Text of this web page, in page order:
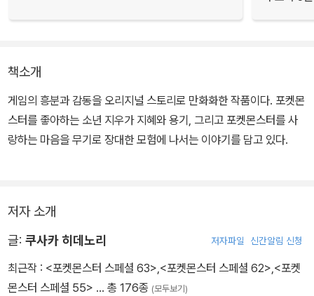
책소개
게임의 흥분과 감동을 오리지널 스토리로 만화화한 작품이다. 포켓몬
스터를 좋아하는 소년 지우가 지혜와 용기, 그리고 포켓몬스터를 사
랑하는 마음을 무기로 장대한 모험에 나서는 이야기를 담고 있다.
저자 소개
글: 쿠사카 히데노리 저자파일 신간알림 신청
최근작 : <포켓몬스터 스페셜 63>,<포켓몬스터 스페셜 62>,<포켓
몬스터 스페셜 55> … 총 176종 (모두보기)